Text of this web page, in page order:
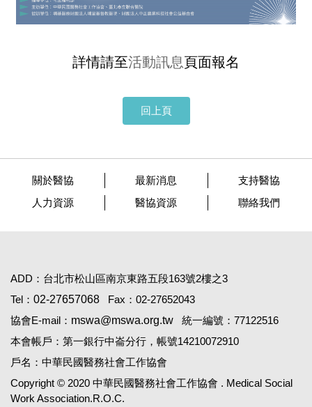
詳情請至活動訊息頁面報名
回上頁
關於醫協 最新消息
支持醫協
人力資源
醫協資源 聯絡我們
ADD：台北市松山區南京東路五段163號2樓之3
Tel： 02-27657068
Fax：02-27652043
協會E-mail： mswa@mswa.org.tw
統一編號：77122516
本會帳戶：第一銀行中崙分行，帳號14210072910
戶名：中華民國醫務社會工作協會
Copyright © 2020 中華民國醫務社會工作協會 . Medical Social
Work Association.R.O.C.